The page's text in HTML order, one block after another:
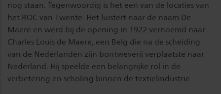
nog staan. Tegenwoordig is het een van de locaties van
het ROC van Twente. Het luistert naar de naam De
Maere en werd bij de opening in 1922 vernoemd naar
Charles Louis de Maere, een Belg die na de scheiding
van de Nederlanden zijn bontweverij verplaatste naar
Nederland. Hij speelde een belangrijke rol in de
verbetering en scholing binnen de textielindustrie.